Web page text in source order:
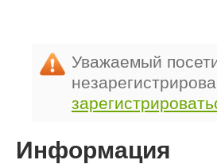
Уважаемый
Информация